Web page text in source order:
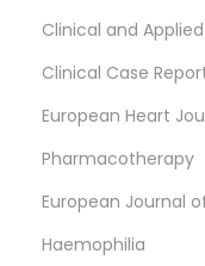
Clinical and
Clinical Case
European Heart
Pharmacotherapy
European Journal
Haemophilia